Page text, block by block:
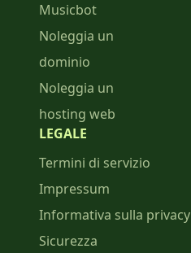
Musicbot
Noleggia un
dominio
Noleggia un
hosting web
LEGALE
Termini di servizio
Impressum
Informativa sulla privacy
Sicurezza